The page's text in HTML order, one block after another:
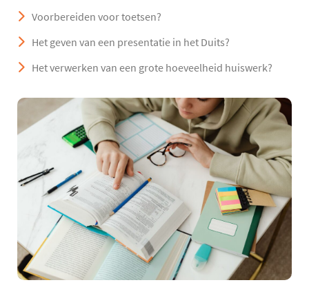
Voorbereiden voor toetsen?
Het geven van een presentatie in het Duits?
Het verwerken van een grote hoeveelheid huiswerk?